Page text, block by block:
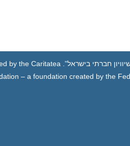
חברתי בישראל”. by the Caritatea
– a foundation created by the